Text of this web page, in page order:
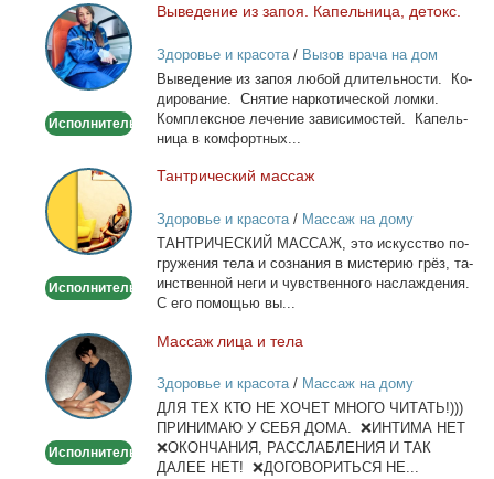
Выведение
из
запоя.
Капельница,
Исполнитель
Вы­ве­де­ние из за­поя. Ка­пель­ни­ца, де­токс.
Здоровье и красота/ Вызов врача на дом
Вы­ве­де­ние из за­поя лю­бой дли­тель­но­сти. Ко­
ди­ро­ва­ние. Сня­тие нар­ко­ти­че­ской лом­ки.
Ком­плекс­ное ле­че­ние за­ви­си­мо­стей. Ка­пель­
ни­ца в ком­форт­ных...
Тантрический
массаж
Исполнитель
Тан­три­че­ский мас­саж
Здоровье и красота/ Массаж на дому
ТАНТРИЧЕСКИЙ МАССАЖ, это ис­кус­ство по­
гру­же­ния те­ла и со­зна­ния в ми­сте­рию грёз, та­
ин­ствен­ной неги и чув­ствен­но­го на­сла­жде­ния.
С его по­мо­щью вы...
Массаж
лица
и
тела
Исполнитель
Мас­саж ли­ца и те­ла
Здоровье и красота/ Массаж на дому
ДЛЯ ТЕХ КТО НЕ ХОЧЕТ МНОГО ЧИТАТЬ!)))
ПРИНИМАЮ У СЕБЯ ДОМА. ❌ИНТИМА НЕТ
❌ОКОНЧАНИЯ, РАССЛАБЛЕНИЯ И ТАК
ДАЛЕЕ НЕТ! ❌ДОГОВОРИТЬСЯ НЕ...